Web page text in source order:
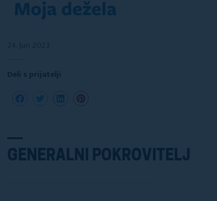
Deli s prijatelji
GENERALNI POKROVITELJ